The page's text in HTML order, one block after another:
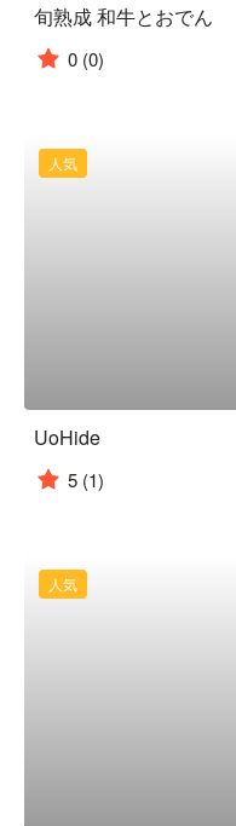
旬熟成 和牛とおでん
0 (0)
人気
UoHide
5 (1)
人気